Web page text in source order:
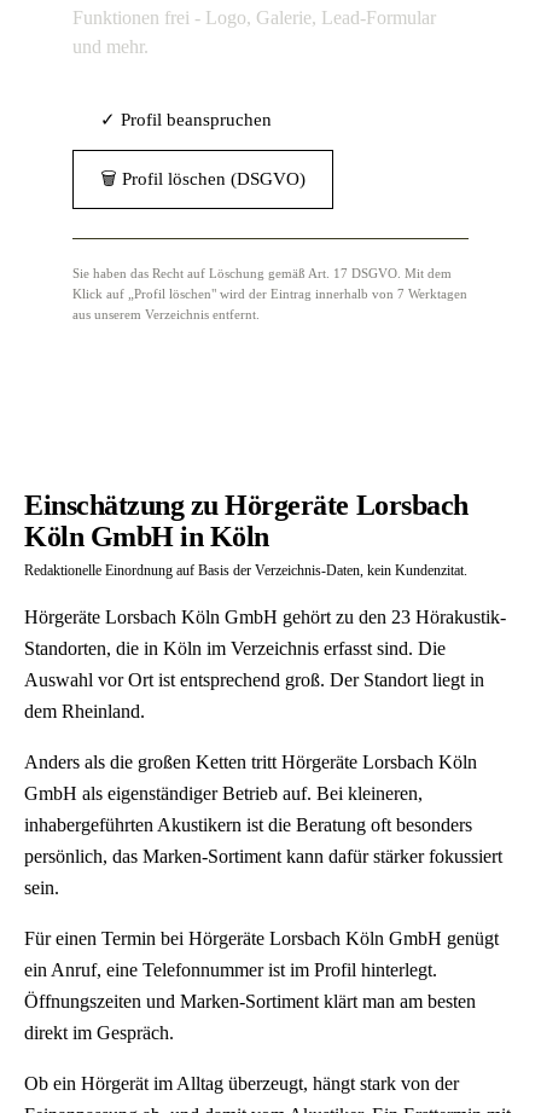
Funktionen frei - Logo, Galerie, Lead-Formular
und mehr.
✓ Profil beanspruchen
🗑 Profil löschen (DSGVO)
Sie haben das Recht auf Löschung gemäß Art. 17 DSGVO. Mit dem
Klick auf „Profil löschen" wird der Eintrag innerhalb von 7 Werktagen
aus unserem Verzeichnis entfernt.
Einschätzung zu Hörgeräte Lorsbach
Köln GmbH in Köln
Redaktionelle Einordnung auf Basis der Verzeichnis-Daten, kein Kundenzitat.
Hörgeräte Lorsbach Köln GmbH gehört zu den 23 Hörakustik-
Standorten, die in Köln im Verzeichnis erfasst sind. Die
Auswahl vor Ort ist entsprechend groß. Der Standort liegt in
dem Rheinland.
Anders als die großen Ketten tritt Hörgeräte Lorsbach Köln
GmbH als eigenständiger Betrieb auf. Bei kleineren,
inhabergeführten Akustikern ist die Beratung oft besonders
persönlich, das Marken-Sortiment kann dafür stärker fokussiert
sein.
Für einen Termin bei Hörgeräte Lorsbach Köln GmbH genügt
ein Anruf, eine Telefonnummer ist im Profil hinterlegt.
Öffnungszeiten und Marken-Sortiment klärt man am besten
direkt im Gespräch.
Ob ein Hörgerät im Alltag überzeugt, hängt stark von der